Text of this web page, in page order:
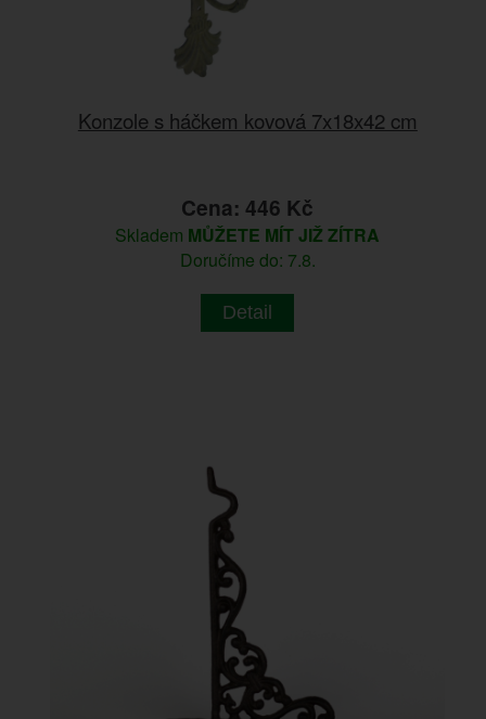
Konzole s háčkem kovová 7x18x42 cm
Cena: 446 Kč
Skladem MŮŽETE MÍT JIŽ ZÍTRA
Doručíme do: 7.8.
Detail